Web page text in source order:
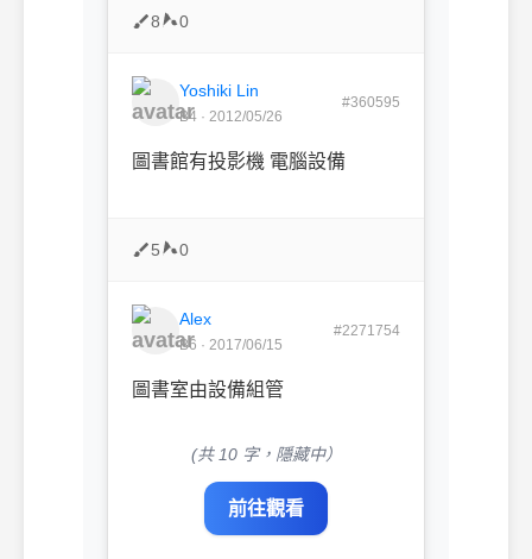
8 0
Yoshiki Lin
B4 · 2012/05/26
#360595
圖書館有投影機 電腦設備
5 0
Alex
B6 · 2017/06/15
#2271754
圖書室由設備組管
(共 10 字，隱藏中）
前往觀看